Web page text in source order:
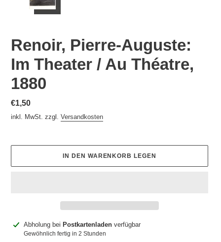
Renoir, Pierre-Auguste:
Im Theater / Au Théatre,
1880
Normaler
Preis
€1,50
inkl. MwSt. zzgl. Versandkosten
IN DEN WARENKORB LEGEN
ProduktAbholung bei Postkartenladen verfügbar
Gewöhnlich fertig in 2 Stunden